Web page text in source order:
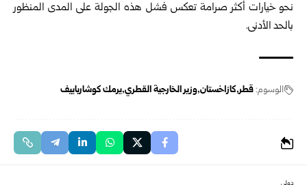
نحو خيارات أكثر صرامة تعكس فشل هذه الجولة على المدى المنظور
بالحد الأدنى.
الوسوم:قطر كازاخستان وزير الخارجية القطري يرمك كوشارباييف